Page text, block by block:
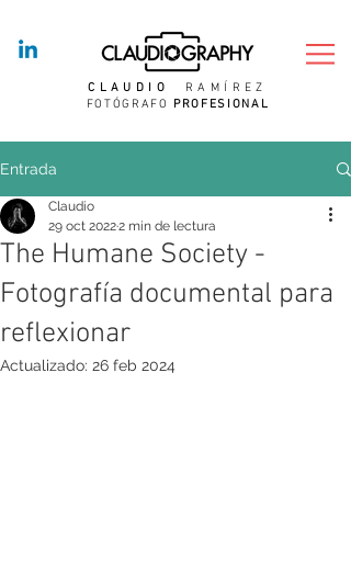
CLAUDIO
RAMÍREZ
FOTÓGRAFO PROFESIONAL
Entrada
The Humane Society -
Fotografía documental para
reflexionar
Claudio
29 oct 20222 min de lectura
Actualizado: 26 feb 2024